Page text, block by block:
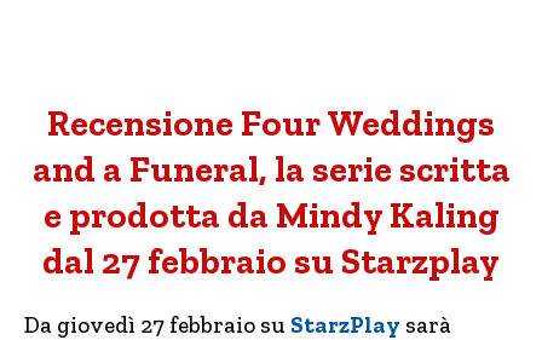
Recensione Four Weddings
and a Funeral, la serie scritta
e prodotta da Mindy Kaling
dal 27 febbraio su Starzplay
Da giovedì 27 febbraio su StarzPlay sarà